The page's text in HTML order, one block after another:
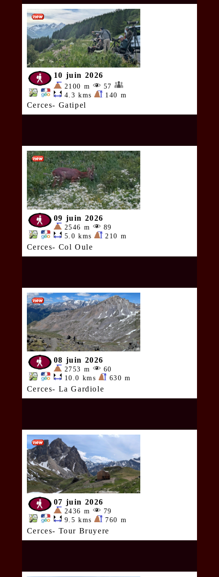
10 juin 2026
2100 m
57
4.3 kms
140 m
Cerces- Gatipel
09 juin 2026
2546 m
89
5.0 kms
210 m
Cerces- Col Oule
08 juin 2026
2753 m
60
10.0 kms
630 m
Cerces- La Gardiole
07 juin 2026
2436 m
79
9.5 kms
760 m
Cerces- Tour Bruyere